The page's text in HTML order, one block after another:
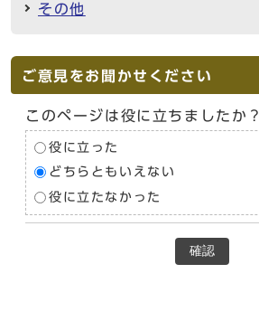
その他
ご意見をお聞かせください
このページは役に立ちましたか？
役に立った
どちらともいえない
役に立たなかった
確認